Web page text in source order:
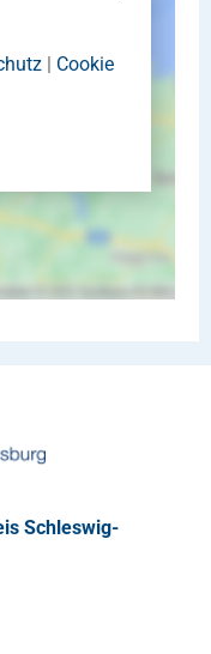
| Cookie
Schleswig-